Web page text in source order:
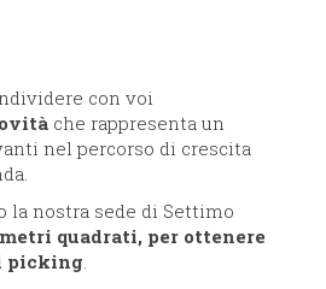
con voi
che rappresenta un
nel percorso di crescita
la nostra sede di Settimo
metri quadrati, per ottenere
picking.